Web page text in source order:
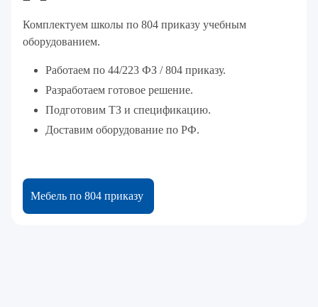
Комплектуем школы по 804 приказу учебным
оборудованием.
Работаем по 44/223 ФЗ / 804 приказу.
Разработаем готовое решение.
Подготовим ТЗ и спецификацию.
Доставим оборудование по РФ.
Мебель по 804 приказу